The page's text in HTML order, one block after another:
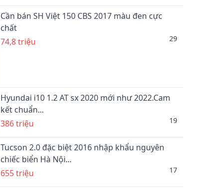
Cần bán SH Việt 150 CBS 2017 màu đen cực
chất
74,8 triệu
29
Hyundai i10 1.2 AT sx 2020 mới như 2022.Cam
kết chuẩn...
386 triệu
19
Tucson 2.0 đặc biệt 2016 nhập khẩu nguyên
chiếc biển Hà Nội...
655 triệu
17